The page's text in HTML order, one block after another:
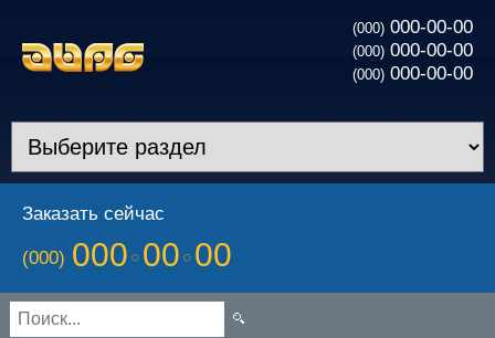
(000) 000-00-00
(000) 000-00-00
(000) 000-00-00
Заказать сейчас
(000) 000 00 00